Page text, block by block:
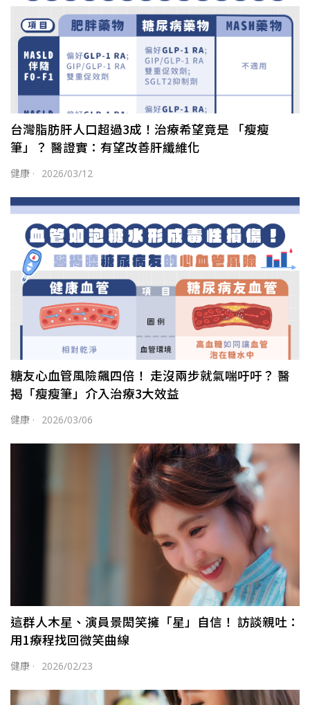
台灣脂肪肝人口超過3成！治療希望竟是 「瘦瘦
筆」？ 醫證實：有望改善肝纖維化
健康 · 2026/03/12
糖友心血管風險飆四倍！ 走沒兩步就氣喘吁吁？ 醫
揭「瘦瘦筆」介入治療3大效益
健康 · 2026/03/06
這群人木星、演員景閎笑擁「星」自信！ 訪談親吐：
用1療程找回微笑曲線
健康 · 2026/02/23